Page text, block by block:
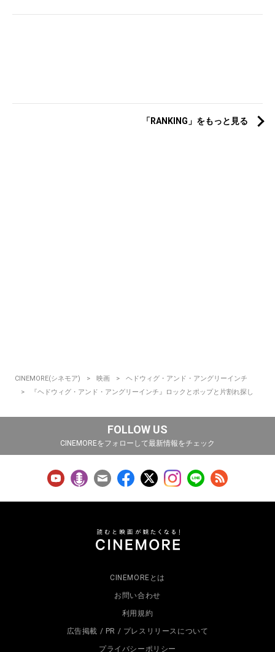
「RANKING」をもっと見る
CINEMORE(シネモア) 映画
ヘドウィグ・アンド・アングリーインチ
『ヘドウィグ・アンド・アングリーインチ』ロックとポップと片割れ探し
FOLLOW US
CINEMOREをフォローして最新情報をチェック
CINEMOREとは
お問い合わせ
利用規約
広告掲載 / PR / プレスリリースについて
プライバシーポリシー